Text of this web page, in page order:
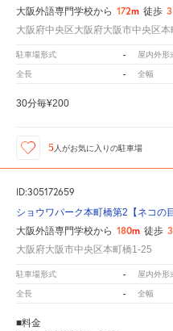
大阪外語専門学校から 172m 徒歩
大阪府中央区大阪府大阪市中央区本
駐車場形式 - 屋内外形
全長 - 全幅
30分毎¥200
5人がお気に入りの駐車場
ID:305172659
ショウワパーク本町橋第2【ネコの
大阪外語専門学校から 180m 徒歩
大阪府大阪市中央区本町橋1-25
駐車場形式 - 屋内外形
全長 - 全幅
■料金